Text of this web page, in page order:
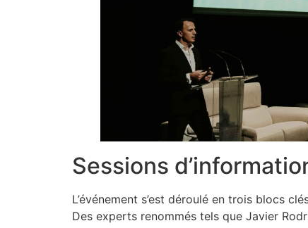
Sessions
L’événement s’est déroulé en trois blocs
Des experts renommés tels que Javier